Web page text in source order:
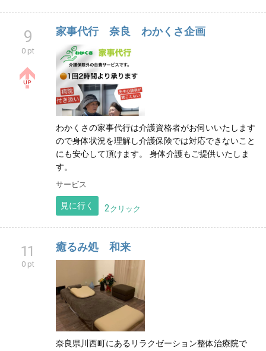
9
0 pt
家事代行 奈良 わかくさ企画
わかくさの家事代行は介護資格者がお伺いいたします
ので身体状況を理解し介護保険では対応できないこと
にも安心して頂けます。 身体介護もご提供いたしま
す。
サービス
見に行く 2クリック
11
0 pt
癒るみ処 和来
奈良県川西町にあるリラクゼーション整体治療院で